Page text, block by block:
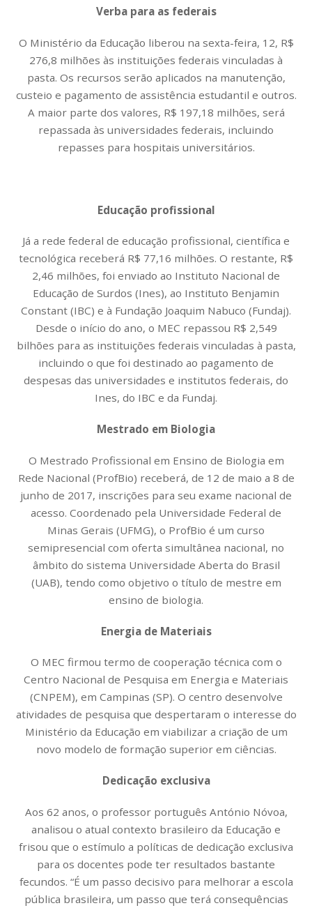
Verba para as federais
O Ministério da Educação liberou na sexta-feira, 12, R$
276,8 milhões às instituições federais vinculadas à
pasta. Os recursos serão aplicados na manutenção,
custeio e pagamento de assistência estudantil e outros.
A maior parte dos valores, R$ 197,18 milhões, será
repassada às universidades federais, incluindo
repasses para hospitais universitários.
Educação profissional
Já a rede federal de educação profissional, científica e
tecnológica receberá R$ 77,16 milhões. O restante, R$
2,46 milhões, foi enviado ao Instituto Nacional de
Educação de Surdos (Ines), ao Instituto Benjamin
Constant (IBC) e à Fundação Joaquim Nabuco (Fundaj).
Desde o início do ano, o MEC repassou R$ 2,549
bilhões para as instituições federais vinculadas à pasta,
incluindo o que foi destinado ao pagamento de
despesas das universidades e institutos federais, do
Ines, do IBC e da Fundaj.
Mestrado em Biologia
O Mestrado Profissional em Ensino de Biologia em
Rede Nacional (ProfBio) receberá, de 12 de maio a 8 de
junho de 2017, inscrições para seu exame nacional de
acesso. Coordenado pela Universidade Federal de
Minas Gerais (UFMG), o ProfBio é um curso
semipresencial com oferta simultânea nacional, no
âmbito do sistema Universidade Aberta do Brasil
(UAB), tendo como objetivo o título de mestre em
ensino de biologia.
Energia de Materiais
O MEC firmou termo de cooperação técnica com o
Centro Nacional de Pesquisa em Energia e Materiais
(CNPEM), em Campinas (SP). O centro desenvolve
atividades de pesquisa que despertaram o interesse do
Ministério da Educação em viabilizar a criação de um
novo modelo de formação superior em ciências.
Dedicação exclusiva
Aos 62 anos, o professor português António Nóvoa,
analisou o atual contexto brasileiro da Educação e
frisou que o estímulo a políticas de dedicação exclusiva
para os docentes pode ter resultados bastante
fecundos. “É um passo decisivo para melhorar a escola
pública brasileira, um passo que terá consequências